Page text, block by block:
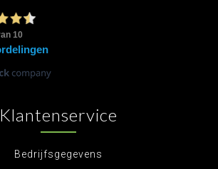
Klantenservice
Bedrijfsgegevens